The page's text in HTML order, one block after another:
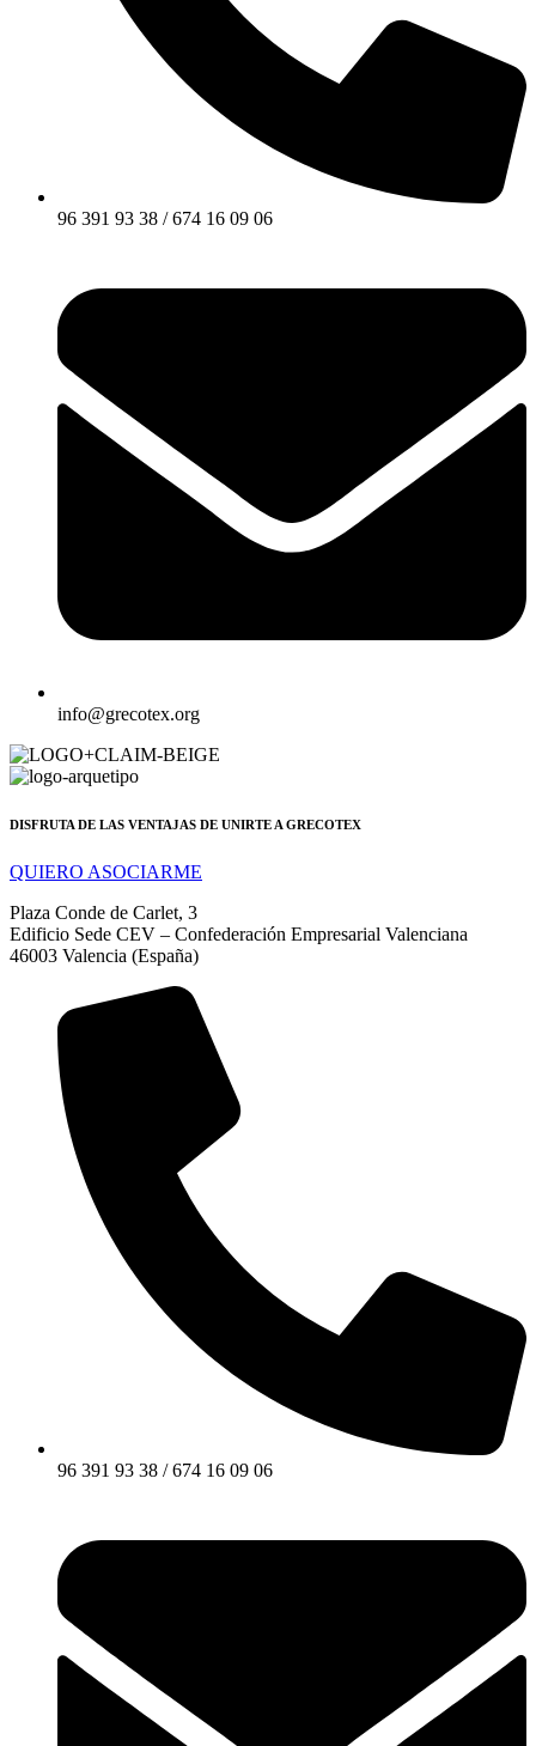
96 391 93 38 / 674 16 09 06
info@grecotex.org
DISFRUTA DE LAS VENTAJAS DE UNIRTE A GRECOTEX
QUIERO ASOCIARME
Plaza Conde de Carlet, 3
Edificio Sede CEV – Confederación Empresarial Valenciana
46003 Valencia (España)
96 391 93 38 / 674 16 09 06